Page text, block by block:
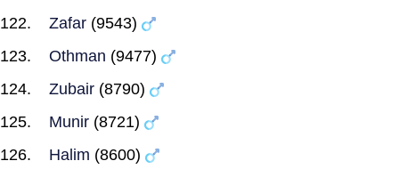
Zafar (9543)
Othman (9477)
Zubair (8790)
Munir (8721)
Halim (8600)